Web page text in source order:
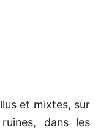
et mixtes, sur
dans les